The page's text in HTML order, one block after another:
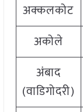
अक्कलकोट
अकोले
अंबाद
(वाडिगोदरी)